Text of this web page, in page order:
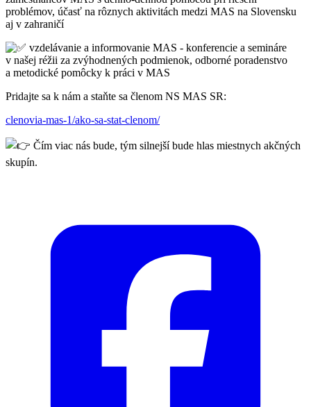
problémov, účasť na rôznych aktivitách medzi MAS na Slovensku
aj v zahraničí
vzdelávanie a informovanie MAS - konferencie a semináre
v našej réžii za zvýhodnených podmienok, odborné poradenstvo
a metodické pomôcky k práci v MAS
Pridajte sa k nám a staňte sa členom NS MAS SR:
clenovia-mas-1/ako-sa-stat-clenom/
Čím viac nás bude, tým silnejší bude hlas miestnych akčných
skupín.